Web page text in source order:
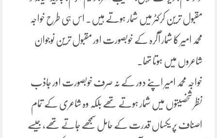
مقبول ترین کرکٹر میں شمار ہوتے ہیں۔ اس ہی طرح خواجہ
محمد امیر کا شمار آگرہ کے خوبصورت اور مقبول ترین نوجوان
شاعروں میں ہوتا تھا۔
خواجہ محمد امیر اپنے دور کے نہ صرف خوبصورت اور جاذب
نظر شخصیتوں میں شمار ہوتے تھے بلکہ وہ شاعری کے تمام
اصناف پر یکساں قدرت کے حامل سمجھے جاتے تھے، جیسے